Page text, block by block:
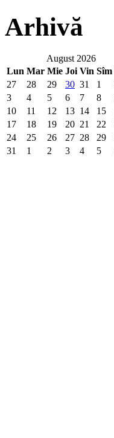
Arhivă
August 2026
Lun Mar Mie Joi Vin Sîm
27
28 29 30 31 1
3
4 5 6 7 8
10
11 12 13 14 15
17
18 19 20 21 22
24
25 26 27 28 29
31
1 2 3 4 5